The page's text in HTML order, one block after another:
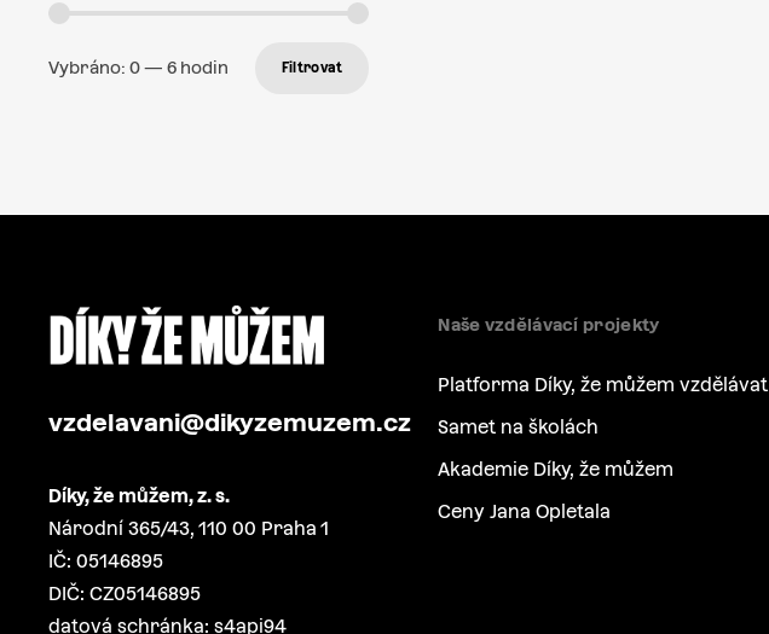
Vybráno: 0— 6 hodin Filtrovat
vzdelavani@dikyzemuzem.cz
Díky, že můžem, z. s.
Národní 365/43, 110 00 Praha 1
IČ: 05146895
DIČ: CZ05146895
datová schránka: s4api94
Naše vzdělávací projekty
Platforma Díky, že můžem vzdělávat
Samet na školách
Akademie Díky, že můžem
Ceny Jana Opletala